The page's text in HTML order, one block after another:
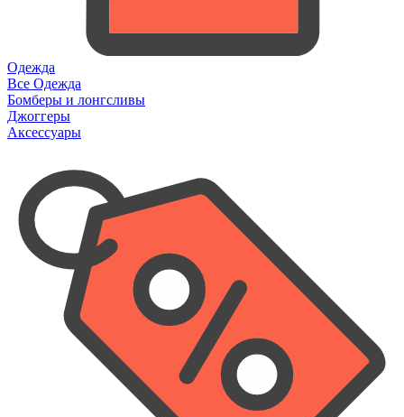
Одежда
Все Одежда
Бомберы и лонгсливы
Джоггеры
Аксессуары